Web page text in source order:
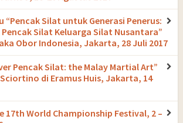
“Pencak Silat untuk Generasi Penerus:
Silat Keluarga Silat Nusantara”
Obor Indonesia, Jakarta, 28 Juli 2017
Pencak Silat: the Malay Martial Art”
di Eramus Huis, Jakarta, 14
17th World Championship Festival, 2 –